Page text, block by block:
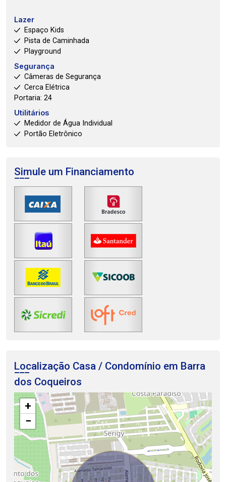
Lazer
Espaço Kids
Pista de Caminhada
Playground
Segurança
Câmeras de Segurança
Cerca Elétrica
Portaria: 24
Utilitários
Medidor de Água Individual
Portão Eletrônico
Simule um Financiamento
Localização Casa / Condomínio em Barra
dos Coqueiros
+
−